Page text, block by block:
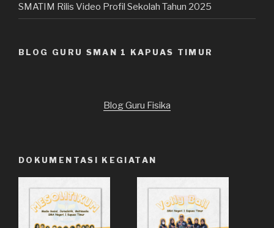
SMATIM Rilis Video Profil Sekolah Tahun 2025
BLOG GURU SMAN 1 KAPUAS TIMUR
Blog Guru Fisika
DOKUMENTASI KEGIATAN